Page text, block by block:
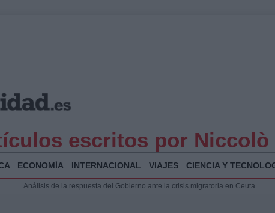
escritos por Niccolò
ECONOMÍA INTERNACIONAL VIAJES CIENCIA Y
Ciclovía Nocturna Bogotá 2026: fecha, recorrido y actividades especiales